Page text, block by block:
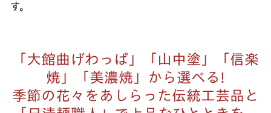
す。
「大館曲げわっぱ」「山中塗」「信楽
焼」「美濃焼」から選べる!
季節の花々をあしらった伝統工芸品と